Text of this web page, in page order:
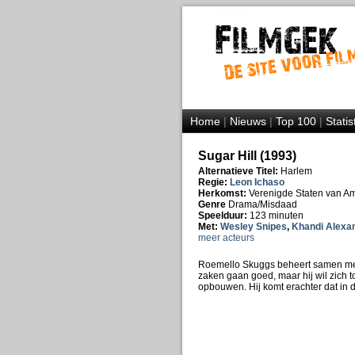
Home|Nieuws|Top 100|
Sugar Hill (1993)
Alternatieve Titel: Harlem
Regie: Leon Ichaso
Herkomst: Verenigde Staten van
Genre Drama/Misdaad
Speelduur: 123 minuten
Met: Wesley Snipes, Khandi
meer acteurs
Roemello Skuggs beheert samen
zaken gaan goed, maar hij wil zich
opbouwen. Hij komt erachter dat in